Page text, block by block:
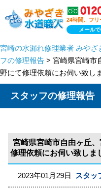
24時間、フリ
メール
宮崎の水漏れ修理業者 みや
フの修理報告 > 宮崎県宮崎市
野にて修理依頼にお伺い致し
スタッフの修理報告
宮崎県宮崎市自由ヶ丘
修理依頼にお伺い致しま
2023年01月29日 スタッ